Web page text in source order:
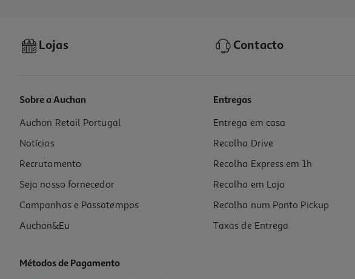
Lojas Contacto
Sobre a Auchan
Auchan Retail Portugal
Notícias
Recrutamento
Seja nosso fornecedor
Campanhas e Passatempos
Auchan&Eu
Entregas
Entrega em casa
Recolha Drive
Recolha Express em 1h
Recolha em Loja
Recolha num Ponto Pickup
Taxas de Entrega
Métodos de Pagamento